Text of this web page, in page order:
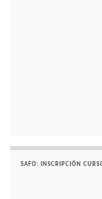
SAFO: INSCRIPCIÓN